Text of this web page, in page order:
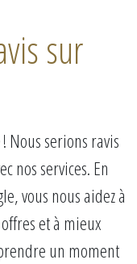
sur
Nous serions ravis
nos services. En
vous nous aidez à
et à mieux
un moment